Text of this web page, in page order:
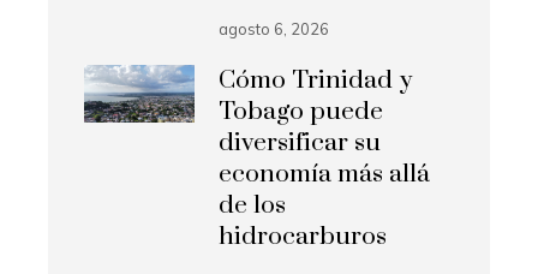
agosto 6, 2026
Cómo Trinidad y
Tobago puede
diversificar su
economía más allá
de los
hidrocarburos